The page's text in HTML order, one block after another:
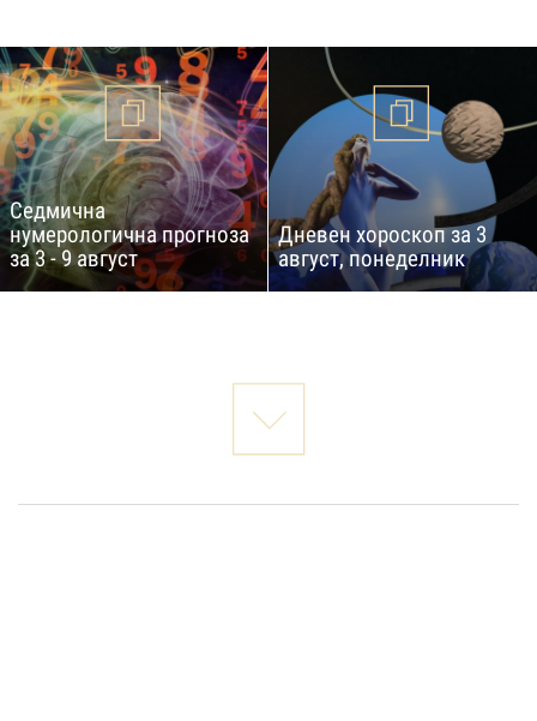
Седмична
нумерологична прогноза
за 3 - 9 август
Дневен хороскоп за 3
август, понеделник